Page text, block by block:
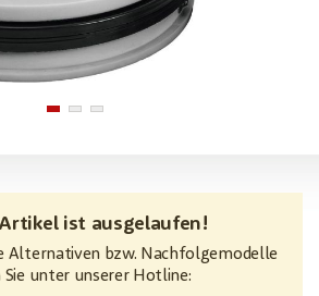
ist ausgelaufen!
Alternativen bzw. Nachfolgemodelle
unter unserer Hotline: